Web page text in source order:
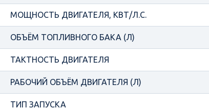
МОЩНОСТЬ ДВИГАТЕЛЯ, КВТ/Л.С.
ОБЪЁМ ТОПЛИВНОГО БАКА (Л)
ТАКТНОСТЬ ДВИГАТЕЛЯ
РАБОЧИЙ ОБЪЁМ ДВИГАТЕЛЯ (Л)
ТИП ЗАПУСКА